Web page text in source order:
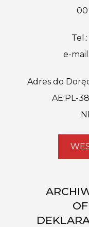
00
e-
Adres do
AE:PL-